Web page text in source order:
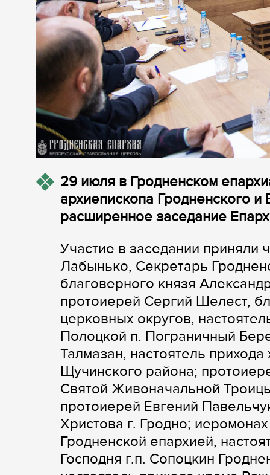
29 июля в Гродненском
архиепископа Гродненского
расширенное заседание
Участие в заседании
Лабынько, Секретарь
благоверного князя
протоиерей Сергий Шелест,
церковных округов,
Полоцкой п. Пограничный
Талмазан, настоятель
Щучинского района;
Святой Живоначальной
протоиерей Евгений
Христова г. Гродно;
Гродненской епархией,
Господня г.п. Сопоцкин